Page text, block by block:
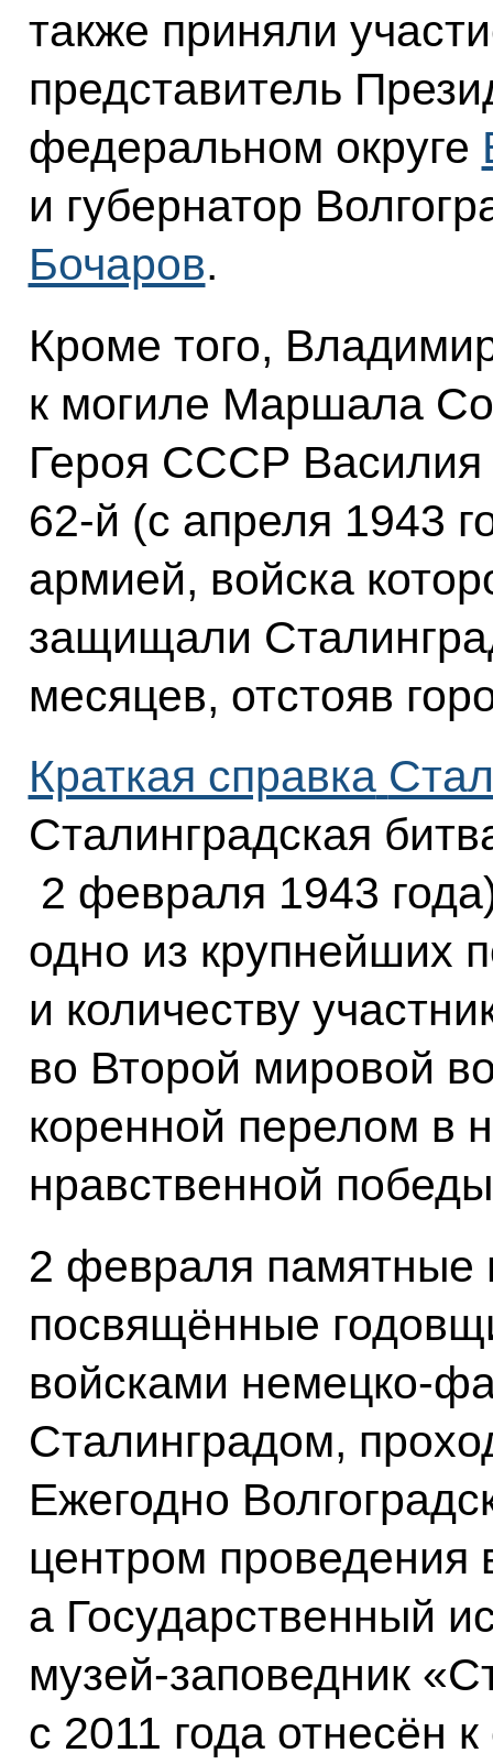
также приняли
представитель
федеральном округе
и губернатор
Бочаров.
Кроме того,
к могиле Маршала
Героя СССР Василия
62-й (с апреля 1943
армией, войска
защищали
месяцев, отстояв
Краткая справка
Сталинградская
2 февраля 1943
одно из крупнейших
и количеству
во Второй мировой
коренной перелом в
нравственной
2 февраля памятные
посвящённые
войсками немецко-
Сталинградом,
Ежегодно
центром проведения
а Государственный
музей-заповедник
с 2011 года отнесён